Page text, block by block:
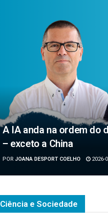
A IA anda na ordem do
– exceto a China
POR JOANA DESPORT COELHO 2026-
Ciência e Sociedade